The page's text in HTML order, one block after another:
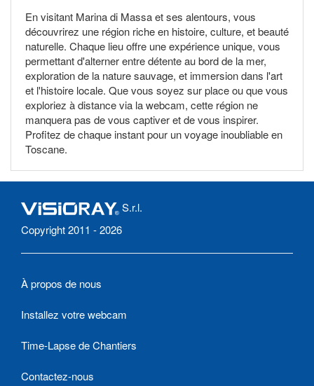
En visitant Marina di Massa et ses alentours, vous
découvrirez une région riche en histoire, culture, et beauté
naturelle. Chaque lieu offre une expérience unique, vous
permettant d'alterner entre détente au bord de la mer,
exploration de la nature sauvage, et immersion dans l'art
et l'histoire locale. Que vous soyez sur place ou que vous
exploriez à distance via la webcam, cette région ne
manquera pas de vous captiver et de vous inspirer.
Profitez de chaque instant pour un voyage inoubliable en
Toscane.
S.r.l.
Copyright 2011 - 2026
À propos de nous
Installez votre webcam
Time-Lapse de Chantiers
Contactez-nous